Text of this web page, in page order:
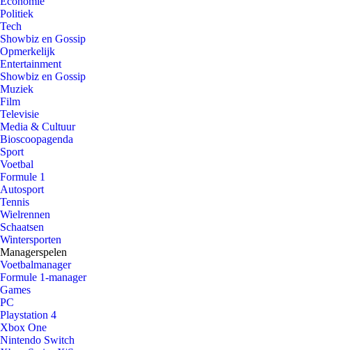
Politiek
Tech
Showbiz en Gossip
Opmerkelijk
Entertainment
Showbiz en Gossip
Muziek
Film
Televisie
Media & Cultuur
Bioscoopagenda
Sport
Voetbal
Formule 1
Autosport
Tennis
Wielrennen
Schaatsen
Wintersporten
Managerspelen
Voetbalmanager
Formule 1-manager
Games
PC
Playstation 4
Xbox One
Nintendo Switch